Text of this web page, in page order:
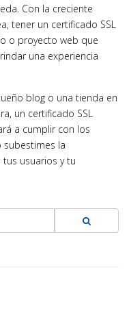
Con la creciente
tener un certificado SSL
o proyecto web que
una experiencia
blog o una tienda en
un certificado SSL
a cumplir con los
subestimes la
usuarios y tu